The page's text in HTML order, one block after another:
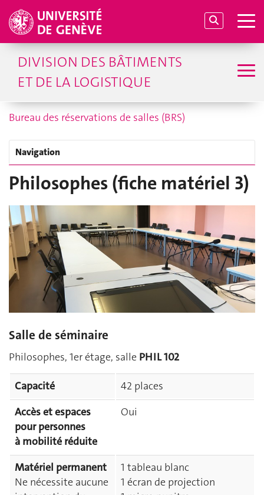
DIVISION DES BÂTIMENTS
ET DE LA LOGISTIQUE
Bureau des réservations de salles (BRS)
Navigation
Philosophes (fiche matériel 3)
Salle de séminaire
Philosophes, 1er étage, salle PHIL 102
Capacité
42 places
Accès et espaces
pour personnes
à mobilité réduite
Oui
Matériel permanent
Ne nécessite aucune
1 tableau blanc
1 écran de projection